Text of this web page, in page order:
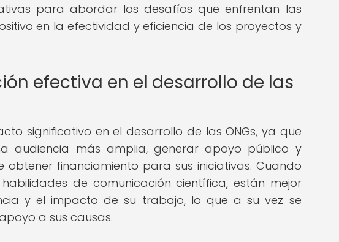
para abordar los desafíos que enfrentan las
en la efectividad y eficiencia de los proyectos y
efectiva en el desarrollo de las
significativo en el desarrollo de las ONGs, ya que
audiencia más amplia, generar apoyo público y
financiamiento para sus iniciativas. Cuando
de comunicación científica, están mejor
y el impacto de su trabajo, lo que a su vez se
a sus causas.